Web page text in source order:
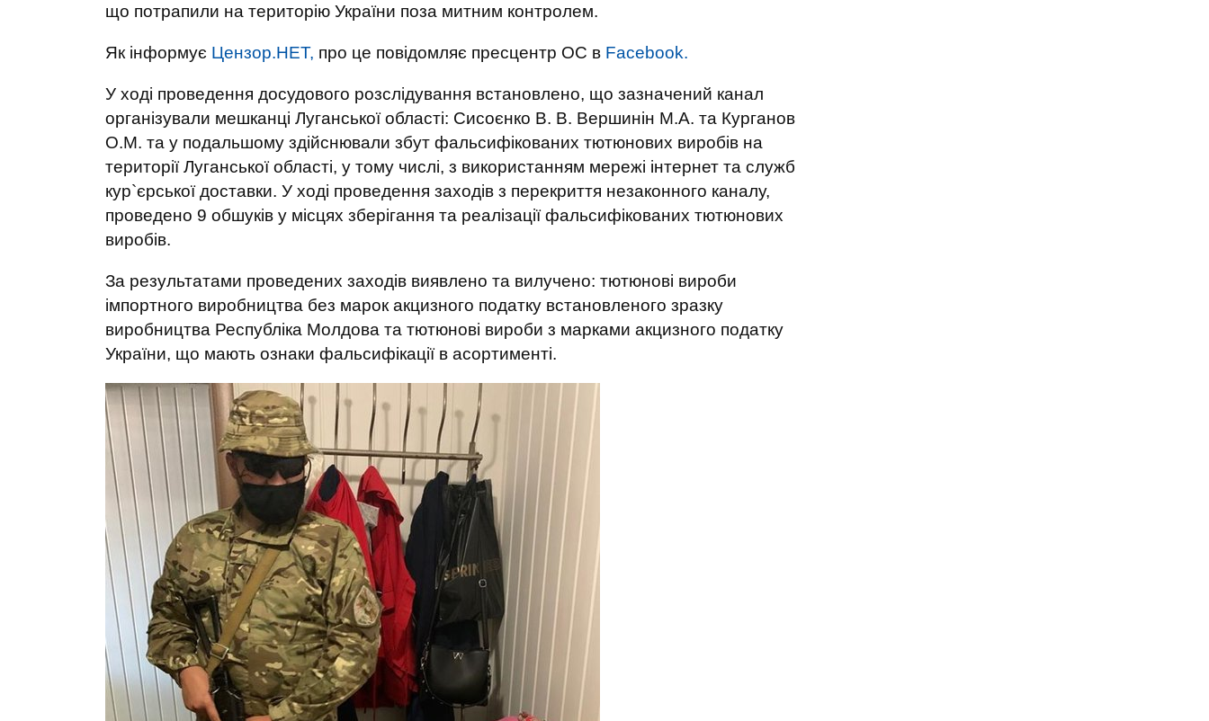
що потрапили на територію України поза митним контролем.
Як інформує Цензор.НЕТ, про це повідомляє пресцентр ОС в Facebook.
У ході проведення досудового розслідування встановлено, що зазначений канал
організували мешканці Луганської області: Сисоєнко В. В. Вершинін М.А. та Курганов
О.М. та у подальшому здійснювали збут фальсифікованих тютюнових виробів на
території Луганської області, у тому числі, з використанням мережі інтернет та служб
кур`єрської доставки. У ході проведення заходів з перекриття незаконного каналу,
проведено 9 обшуків у місцях зберігання та реалізації фальсифікованих тютюнових
виробів.
За результатами проведених заходів виявлено та вилучено: тютюнові вироби
імпортного виробництва без марок акцизного податку встановленого зразку
виробництва Республіка Молдова та тютюнові вироби з марками акцизного податку
України, що мають ознаки фальсифікації в асортименті.